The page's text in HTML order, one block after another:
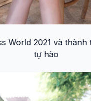
World 2021 và thành
tự hào